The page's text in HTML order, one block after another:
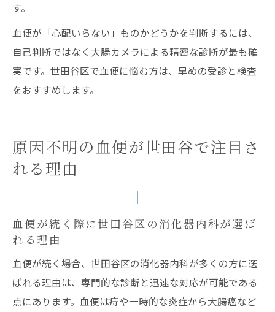
す。
血便が「心配いらない」ものかどうかを判断するには、
自己判断ではなく大腸カメラによる精密な診断が最も確
実です。世田谷区で血便に悩む方は、早めの受診と検査
をおすすめします。
原因不明の血便が世田谷で注目さ
れる理由
血便が続く際に世田谷区の消化器内科が選ば
れる理由
血便が続く場合、世田谷区の消化器内科が多くの方に選
ばれる理由は、専門的な診断と迅速な対応が可能である
点にあります。血便は痔や一時的な炎症から大腸癌など